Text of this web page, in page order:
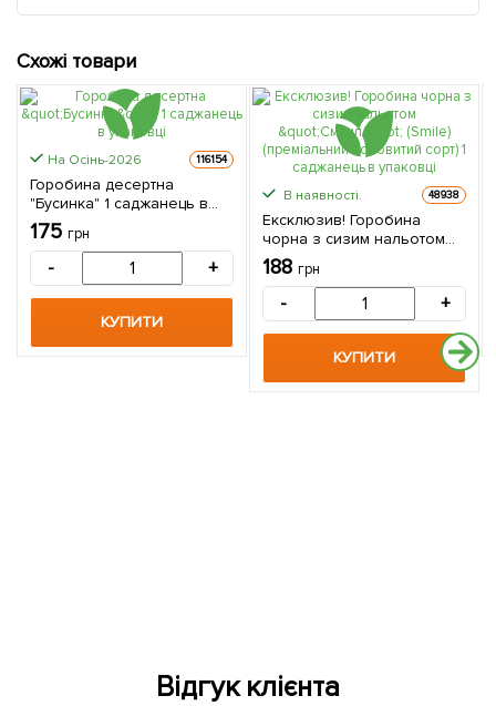
Схожі товари
На Осінь-2026 116154
Горобина десертна
"Бусинка" 1 саджанець в
упаковці
175 грн
- +
КУПИТИ
В наявності. 48938
Ексклюзив! Горобина
чорна з сизим нальотом
"Смаил" (Smile)
(преміальний соковитий
сорт) 1 саджанець в
188 грн
- +
КУПИТИ
Відгук клієнта